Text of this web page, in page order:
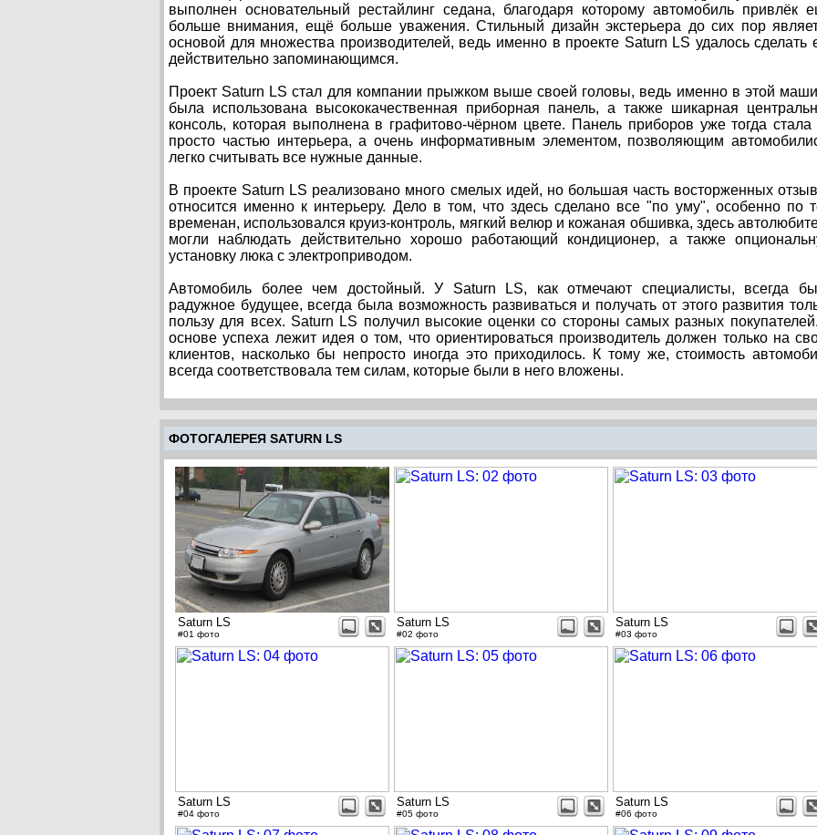
выполнен основательный рестайлинг седана, благодаря которому автомобиль привлёк
больше внимания, ещё больше уважения. Стильный дизайн экстерьера до сих пор
основой для множества производителей, ведь именно в проекте Saturn LS удалось сделать
действительно запоминающимся.
Проект Saturn LS стал для компании прыжком выше своей головы, ведь именно в этой
была использована высококачественная приборная панель, а также шикарная
консоль, которая выполнена в графитово-чёрном цвете. Панель приборов уже тогда стала
просто частью интерьера, а очень информативным элементом, позволяющим
легко считывать все нужные данные.
В проекте Saturn LS реализовано много смелых идей, но большая часть восторженных
относится именно к интерьеру. Дело в том, что здесь сделано все "по уму", особенно по
временан, использовался круиз-контроль, мягкий велюр и кожаная обшивка, здесь
могли наблюдать действительно хорошо работающий кондиционер, а также
установку люка с электроприводом.
Автомобиль более чем достойный. У Saturn LS, как отмечают специалисты, всегда
радужное будущее, всегда была возможность развиваться и получать от этого развития
пользу для всех. Saturn LS получил высокие оценки со стороны самых разных
основе успеха лежит идея о том, что ориентироваться производитель должен только на
клиентов, насколько бы непросто иногда это приходилось. К тому же, стоимость
всегда соответствовала тем силам, которые были в него вложены.
ФОТОГАЛЕРЕЯ SATURN LS
Saturn LS
#01 фото
Saturn LS
#02 фото
Saturn LS
#03 фото
Saturn LS
#04 фото
Saturn LS
#05 фото
Saturn LS
#06 фото